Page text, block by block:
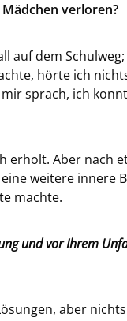
verloren?
auf dem
hörte ich
sprach, ich
erholt. Aber nach
weitere innere
machte.
und vor Ihrem
aber